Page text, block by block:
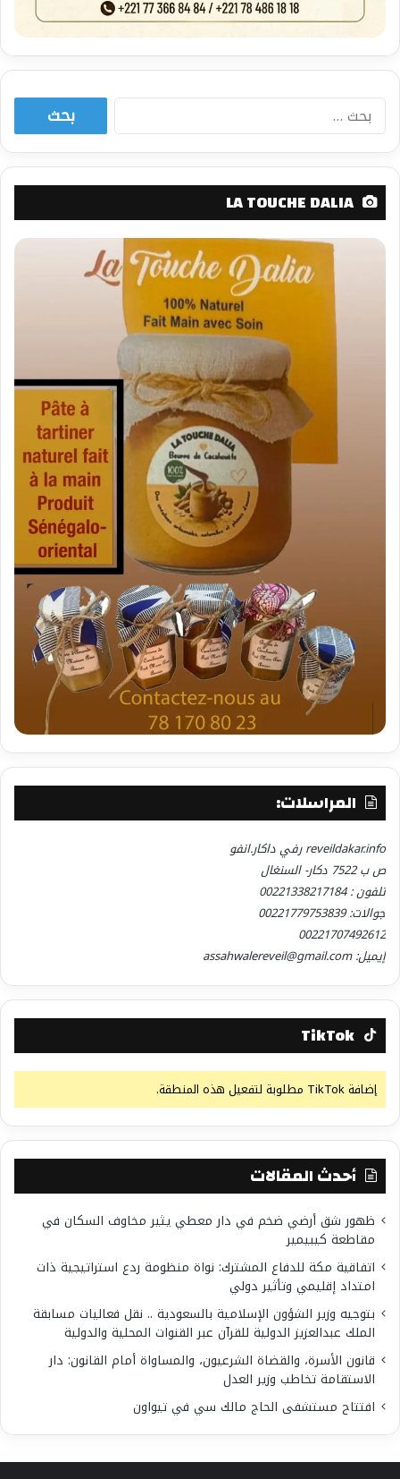
البحث
LA TOUCHE DALIA
المراسلات:
reveildakar.info رفي داكار.انفو
ص ب 7522 دكار- السنغال
تلفون : 00221338217184
جوالات: 00221779753839
00221707492612
إيميل: assahwalereveil@gmail.com
TikTok
إضافة TikTok مطلوبة لتفعيل هذه المنطقة.
أحدث المقالات
ظهور شق أرضي ضخم في دار معطي يثير مخاوف السكان في
مقاطعة كيبيمير
اتفاقية مكة للدفاع المشترك: نواة منظومة ردع استراتيجية ذات
امتداد إقليمي وتأثير دولي
بتوجيه وزير الشؤون الإسلامية بالسعودية .. نقل فعاليات مسابقة
الملك عبدالعزيز الدولية للقرآن عبر القنوات المحلية والدولية
قانون الأسرة، والقضاة الشرعيون، والمساواة أمام القانون: دار
الاستقامة تخاطب وزير العدل
افتتاح مستشفى الحاج مالك سي في تيواون